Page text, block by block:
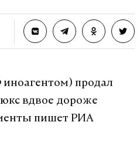
продал
вдвое дороже
пишет РИА